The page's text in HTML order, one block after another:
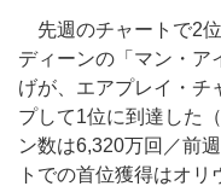
先週のチャートで2
ディーンの「マン・ア
げが、エアプレイ・チ
プして1位に到達した
ン数は6,320万回／前
トでの首位獲得はオ